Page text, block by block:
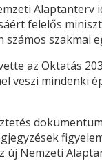
Alaptanterv
felelős
számos szakmai
az Oktatás
veszi mindenki
új Nemzeti